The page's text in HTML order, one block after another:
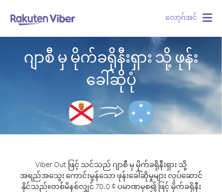
လော့ဂ်အင်
ဂျာစီ မှ မိုက်ခရိုနီးရှား သို့ ဖုန်း
ခေါ်ဆိုပုံ
Viber Out ဖြင့် သင်သည် ဂျာစီ မှ မိုက်ခရိုနီးရှား သို့
အရည်အသွေး ကောင်းမွန်သော ဖုန်းခေါ်ဆိုမှုများ လုပ်ဆောင်
နိုင်သည်။တစ်မိနစ်လျှင် 70.0 ¢ ပမာဏမှစ၍ ဖြင့် မိုက်ခရိုနီး